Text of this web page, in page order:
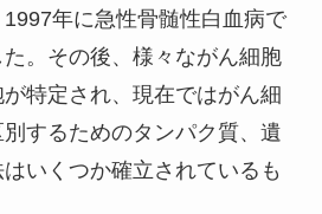
年に急性骨髄性白血病で
。その後、様々ながん細胞
特定され、現在ではがん細
するためのタンパク質、遺
いくつか確立されているも